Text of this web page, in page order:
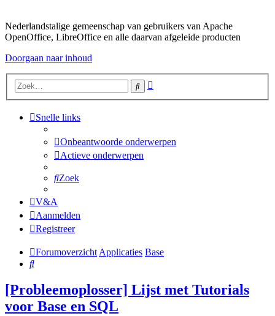
Nederlandstalige gemeenschap van gebruikers van Apache
OpenOffice, LibreOffice en alle daarvan afgeleide producten
Doorgaan naar inhoud
Zoek
Snelle links
Onbeantwoorde onderwerpen
Actieve onderwerpen
Zoek
V&A
Aanmelden
Registreer
Forumoverzicht Applicaties Base
Zoek
[Probleemoplosser] Lijst met Tutorials
voor Base en SQL